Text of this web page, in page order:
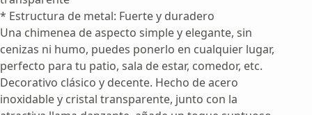
* Estructura de metal: Fuerte y duradero
Una chimenea de aspecto simple y elegante, sin
cenizas ni humo, puedes ponerlo en cualquier lugar,
perfecto para tu patio, sala de estar, comedor, etc.
Decorativo clásico y decente. Hecho de acero
inoxidable y cristal transparente, junto con la